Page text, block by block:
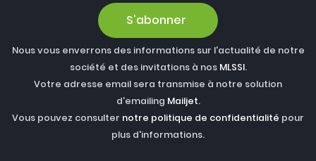
S'abonner
Nous vous enverrons des informations sur l'actualité de notre
société et des invitations à nos MLSSI.
Votre adresse email sera transmise à notre solution
d'emailing Mailjet.
Vous pouvez consulter notre politique de confidentialité pour
plus d'informations.